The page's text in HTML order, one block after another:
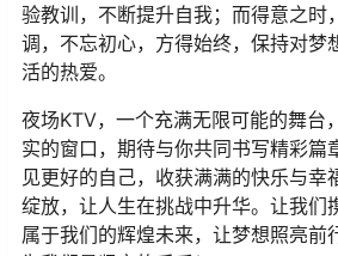
验教训，不断提升自我；而得意之时
调，不忘初心，方得始终，保持对梦
活的热爱。
夜场KTV，一个充满无限可能的舞台
实的窗口，期待与你共同书写精彩篇
见更好的自己，收获满满的快乐与幸
绽放，让人生在挑战中升华。让我们
属于我们的辉煌未来，让梦想照亮前